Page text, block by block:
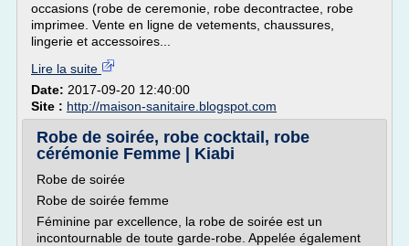
occasions (robe de ceremonie, robe decontractee, robe
imprimee. Vente en ligne de vetements, chaussures,
lingerie et accessoires...
Lire la suite
Date: 2017-09-20 12:40:00
Site : http://maison-sanitaire.blogspot.com
Robe de soirée, robe cocktail, robe
cérémonie Femme | Kiabi
Robe de soirée
Robe de soirée femme
Féminine par excellence, la robe de soirée est un
incontournable de toute garde-robe. Appelée également